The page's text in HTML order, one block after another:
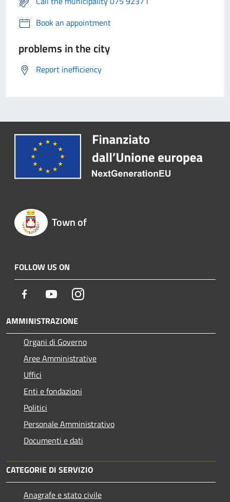
Book an appointment
problems in the city
Report inefficiency
Town of
FOLLOW US ON
Facebook YoutubeInstagram
AMMINISTRAZIONE
Organi di Governo
Aree Amministrative
Uffici
Enti e fondazioni
Politici
Personale Amministrativo
Documenti e dati
CATEGORIE DI SERVIZIO
Anagrafe e stato civile